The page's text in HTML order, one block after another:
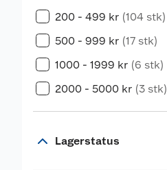
200 - 499 kr (104 stk)
500 - 999 kr (17 stk)
1000 - 1999 kr (6 stk)
2000 - 5000 kr (3 stk)
Lagerstatus